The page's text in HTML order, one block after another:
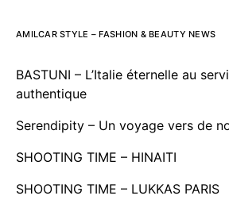
AMILCAR STYLE – FASHION & BEAUTY NEWS
BASTUNI – L’Italie éternelle au
authentique
Serendipity – Un voyage vers de
SHOOTING TIME – HINAITI
SHOOTING TIME – LUKKAS PARIS